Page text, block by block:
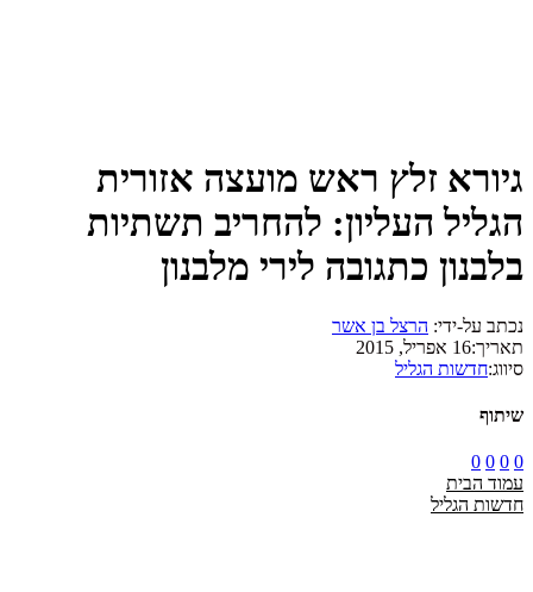
גיורא זלץ ראש מועצה אזורית
הגליל העליון: להחריב תשתיות
בלבנון כתגובה לירי מלבנון
נכתב על-ידי: הרצל בן אשר
תאריך:16 אפריל, 2015
סיווג:חדשות הגליל
שיתוף
0
0
0
0
עמוד הבית
חדשות הגליל